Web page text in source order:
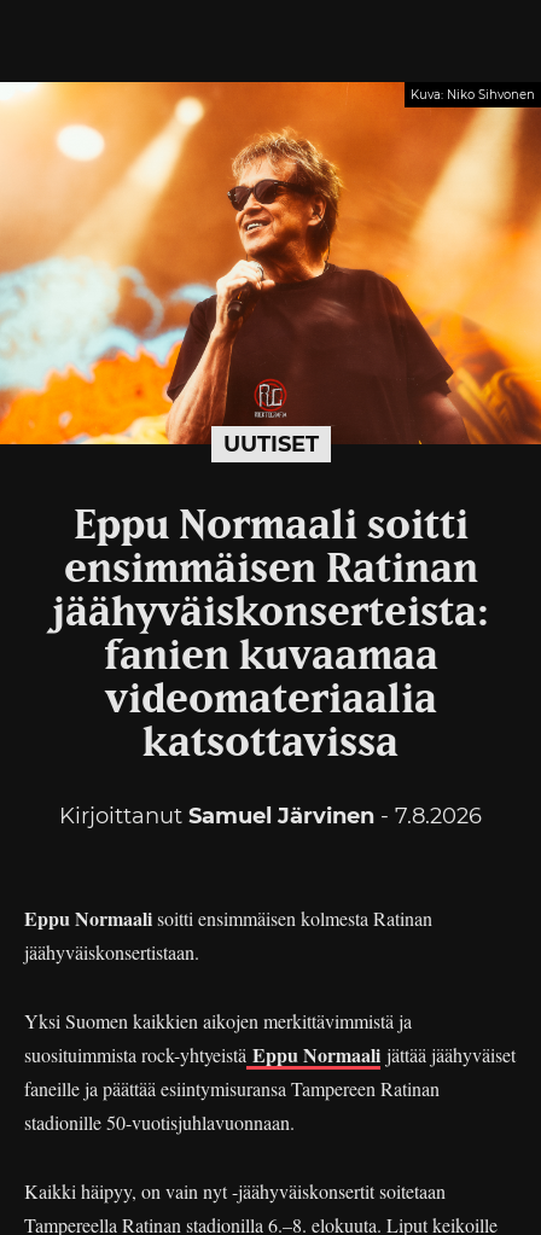
UUTISET
Kuva: Niko Sihvonen
Eppu Normaali soitti
ensimmäisen Ratinan
jäähyväiskonserteista:
fanien kuvaamaa
videomateriaalia
katsottavissa
Kirjoittanut Samuel Järvinen - 7.8.2026
Eppu Normaalisoitti ensimmäisen kolmesta Ratinan
jäähyväiskonsertistaan.
Yksi Suomen kaikkien aikojen merkittävimmistä ja
suosituimmista rock-yhtyeistä Eppu Normaali jättää jäähyväiset
faneille ja päättää esiintymisuransa Tampereen Ratinan
stadionille 50-vuotisjuhlavuonnaan.
Kaikki häipyy, on vain nyt -jäähyväiskonsertit soitetaan
Tampereella Ratinan stadionilla 6.–8. elokuuta. Liput keikoille